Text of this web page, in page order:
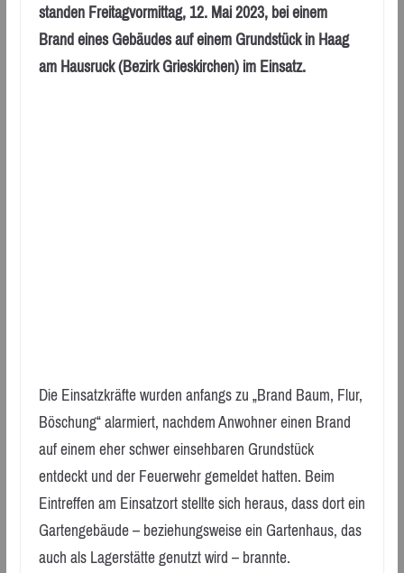
standen Freitagvormittag, 12. Mai 2023, bei einem
Brand eines Gebäudes auf einem Grundstück in Haag
am Hausruck (Bezirk Grieskirchen) im Einsatz.
Die Einsatzkräfte wurden anfangs zu „Brand Baum, Flur,
Böschung“ alarmiert, nachdem Anwohner einen Brand
auf einem eher schwer einsehbaren Grundstück
entdeckt und der Feuerwehr gemeldet hatten. Beim
Eintreffen am Einsatzort stellte sich heraus, dass dort ein
Gartengebäude – beziehungsweise ein Gartenhaus, das
auch als Lagerstätte genutzt wird – brannte.